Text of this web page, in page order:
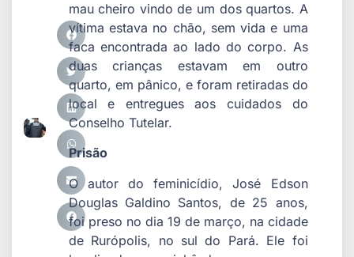
mau cheiro vindo de um dos quartos. A
vítima estava no chão, sem vida e uma
faca encontrada ao lado do corpo. As
duas crianças estavam em outro
quarto, em pânico, e foram retiradas do
local e entregues aos cuidados do
Conselho Tutelar.
Prisão
O autor do feminicídio, José Edson
Douglas Galdino Santos, de 25 anos,
foi preso no dia 19 de março, na cidade
de Rurópolis, no sul do Pará. Ele foi